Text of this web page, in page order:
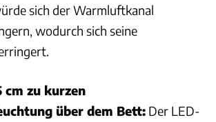
sich der Warmluftkanal
wodurch sich seine
cm zu kurzen
über dem Bett: Der LED-